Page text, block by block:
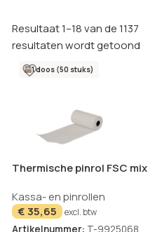
Resultaat 1–18 van de 1137
resultaten wordt getoond
1 doos (50 stuks)
Thermische pinrol FSC mix
Kassa- en pinrollen
€35,65 excl. btw